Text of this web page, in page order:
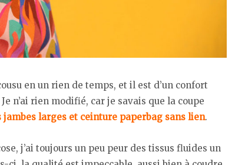
en un rien de temps, et il est d’un confort
Je n’ai rien modifié, car je savais que la coupe
jambes larges et ceinture paperbag sans lien.
j’ai toujours un peu peur des tissus fluides un